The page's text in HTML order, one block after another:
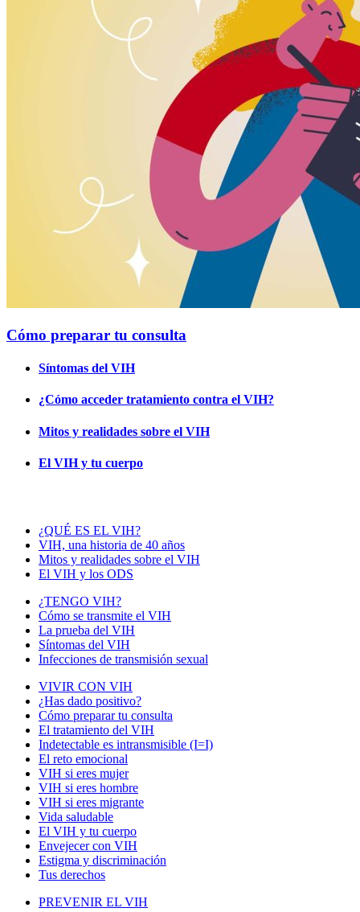
Cómo preparar tu consulta
Síntomas del VIH
¿Cómo acceder tratamiento contra el VIH?
Mitos y realidades sobre el VIH
El VIH y tu cuerpo
¿QUÉ ES EL VIH?
VIH, una historia de 40 años
Mitos y realidades sobre el VIH
El VIH y los ODS
¿TENGO VIH?
Cómo se transmite el VIH
La prueba del VIH
Síntomas del VIH
Infecciones de transmisión sexual
VIVIR CON VIH
¿Has dado positivo?
Cómo preparar tu consulta
El tratamiento del VIH
Indetectable es intransmisible (I=I)
El reto emocional
VIH si eres mujer
VIH si eres hombre
VIH si eres migrante
Vida saludable
El VIH y tu cuerpo
Envejecer con VIH
Estigma y discriminación
Tus derechos
PREVENIR EL VIH